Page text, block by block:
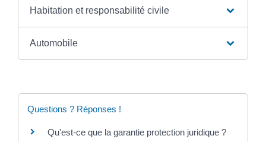
Habitation et responsabilité civile
Automobile
Questions ? Réponses !
Qu'est-ce que la garantie protection juridique ?